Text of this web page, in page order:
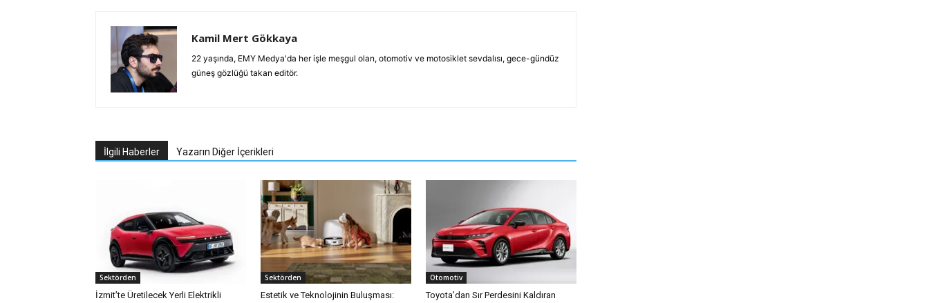
Kamil Mert Gökkaya
22 yaşında, EMY Medya'da her işle meşgul olan, otomotiv ve motosiklet sevdalısı, gece-gündüz
güneş gözlüğü takan editör.
İlgili Haberler Yazarın Diğer İçerikleri
Sektörden
İzmit’te Üretilecek Yerli Elektrikli
Sektörden
Estetik ve Teknolojinin Buluşması:
Otomotiv
Toyota’dan Sır Perdesini Kaldıran